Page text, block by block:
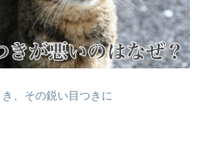
、その鋭い目つきに